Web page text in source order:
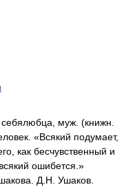
муж. (книжн.
«Всякий подумает,
как бесчувственный и
ошибется.»
Д.Н. Ушаков.